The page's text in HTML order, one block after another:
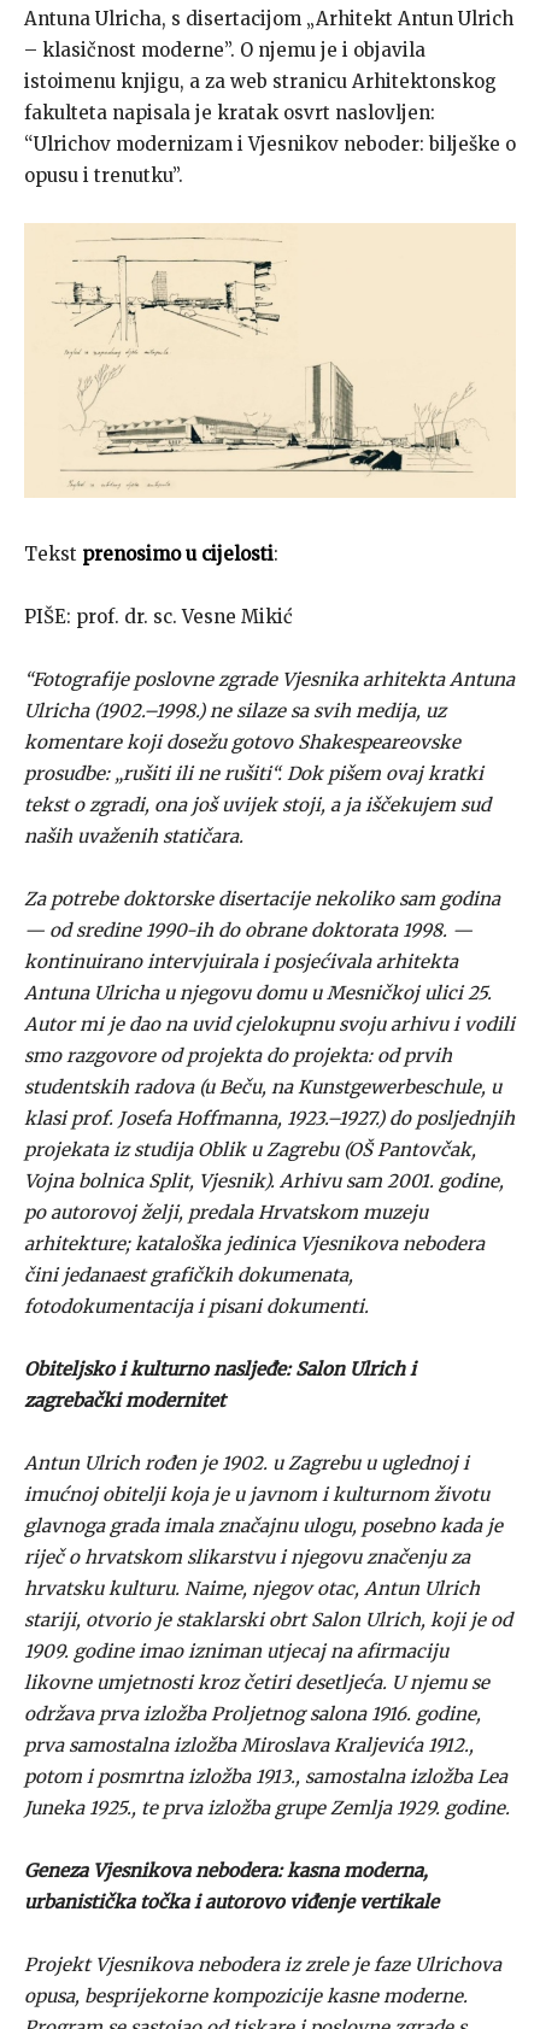
Antuna Ulricha, s disertacijom „Arhitekt Antun Ulrich
– klasičnost moderne”. O njemu je i objavila
istoimenu knjigu, a za web stranicu Arhitektonskog
fakulteta napisala je kratak osvrt naslovljen:
“Ulrichov modernizam i Vjesnikov neboder: bilješke o
opusu i trenutku”.
Tekst prenosimo u cijelosti:
PIŠE: prof. dr. sc. Vesne Mikić
“Fotografije poslovne zgrade Vjesnika arhitekta Antuna
Ulricha (1902.–1998.) ne silaze sa svih medija, uz
komentare koji dosežu gotovo Shakespeareovske
prosudbe: „rušiti ili ne rušiti“. Dok pišem ovaj kratki
tekst o zgradi, ona još uvijek stoji, a ja iščekujem sud
naših uvaženih statičara.
Za potrebe doktorske disertacije nekoliko sam godina
— od sredine 1990-ih do obrane doktorata 1998. —
kontinuirano intervjuirala i posjećivala arhitekta
Antuna Ulricha u njegovu domu u Mesničkoj ulici 25.
Autor mi je dao na uvid cjelokupnu svoju arhivu i vodili
smo razgovore od projekta do projekta: od prvih
studentskih radova (u Beču, na Kunstgewerbeschule, u
klasi prof. Josefa Hoffmanna, 1923.–1927.) do posljednjih
projekata iz studija Oblik u Zagrebu (OŠ Pantovčak,
Vojna bolnica Split, Vjesnik). Arhivu sam 2001. godine,
po autorovoj želji, predala Hrvatskom muzeju
arhitekture; kataloška jedinica Vjesnikova nebodera
čini jedanaest grafičkih dokumenata,
fotodokumentacija i pisani dokumenti.
Obiteljsko i kulturno nasljeđe: Salon Ulrich i
zagrebački modernitet
Antun Ulrich rođen je 1902. u Zagrebu u uglednoj i
imućnoj obitelji koja je u javnom i kulturnom životu
glavnoga grada imala značajnu ulogu, posebno kada je
riječ o hrvatskom slikarstvu i njegovu značenju za
hrvatsku kulturu. Naime, njegov otac, Antun Ulrich
stariji, otvorio je staklarski obrt Salon Ulrich, koji je od
1909. godine imao izniman utjecaj na afirmaciju
likovne umjetnosti kroz četiri desetljeća. U njemu se
održava prva izložba Proljetnog salona 1916. godine,
prva samostalna izložba Miroslava Kraljevića 1912.,
potom i posmrtna izložba 1913., samostalna izložba Lea
Juneka 1925., te prva izložba grupe Zemlja 1929. godine.
Geneza Vjesnikova nebodera: kasna moderna,
urbanistička točka i autorovo viđenje vertikale
Projekt Vjesnikova nebodera iz zrele je faze Ulrichova
opusa, besprijekorne kompozicije kasne moderne.